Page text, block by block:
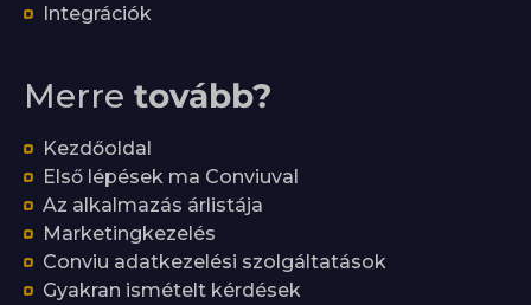
Integrációk
Merre tovább?
Kezdőoldal
Első lépések ma Conviuval
Az alkalmazás árlistája
Marketingkezelés
Conviu adatkezelési szolgáltatások
Gyakran ismételt kérdések